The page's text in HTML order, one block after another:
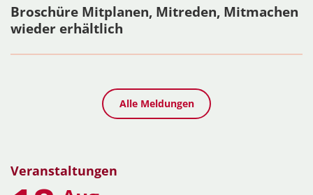
Broschüre Mitplanen, Mitreden, Mitmachen
wieder erhältlich
Alle Meldungen
Veranstaltungen